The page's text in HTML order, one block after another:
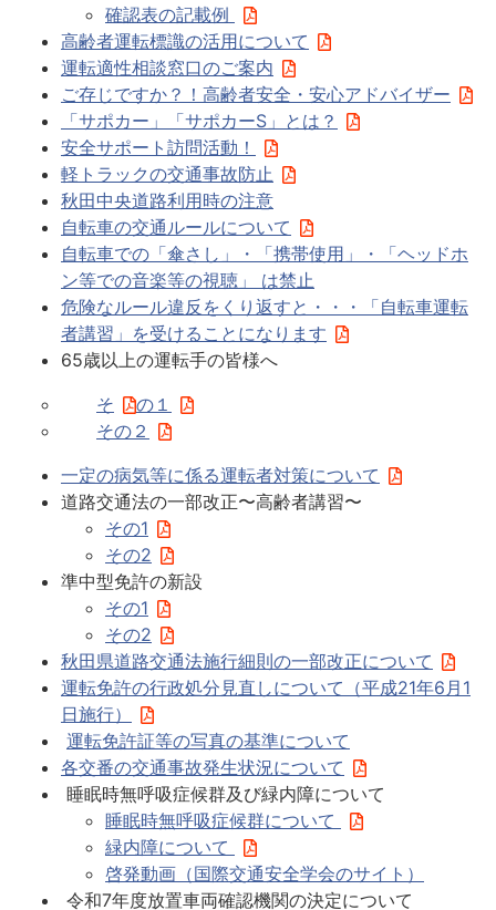
確認表の記載例
高齢者運転標識の活用について
運転適性相談窓口のご案内
ご存じですか？！高齢者安全・安心アドバイザー
「サポカー」「サポカーS」とは？
安全サポート訪問活動！
軽トラックの交通事故防止
秋田中央道路利用時の注意
自転車の交通ルールについて
自転車での「傘さし」・「携帯使用」・「ヘッドホ
ン等での音楽等の視聴」 は禁止
危険なルール違反をくり返すと・・・「自転車運転
者講習」を受けることになります
65歳以上の運転手の皆様へ
そ
の１
その２
一定の病気等に係る運転者対策について
道路交通法の一部改正〜高齢者講習〜
その1
その2
準中型免許の新設
その1
その2
秋田県道路交通法施行細則の一部改正について
運転免許の行政処分見直しについて（平成21年6月1
日施行）
運転免許証等の写真の基準について
各交番の交通事故発生状況について
睡眠時無呼吸症候群及び緑内障について
睡眠時無呼吸症候群について
緑内障について
啓発動画（国際交通安全学会のサイト）
令和7年度放置車両確認機関の決定について